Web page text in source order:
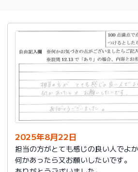
2025年8月22日
担当の方がとても感じの良い人でよか
何かあったら又お願いしたいです。